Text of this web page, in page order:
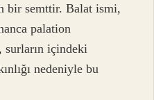
bir semttir. Balat ismi,
palation
surların içindeki
nedeniyle bu